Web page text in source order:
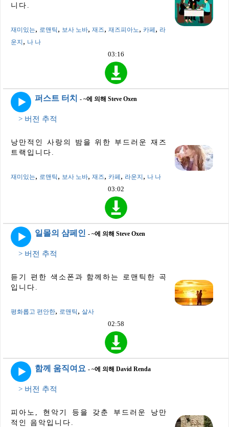
니다.
재미있는, 로맨틱, 보사 노바, 재즈, 재즈피아노, 카페, 라
운지, 나 나
03:16
퍼스트 터치 - ~에 의해 Steve Oxen
> 버전 추적
낭만적인 사랑의 밤을 위한 부드러운 재즈
트랙입니다.
재미있는, 로맨틱 , 보사 노바, 재즈, 카페 , 라운지 , 나 나
03:02
일몰의 샴페인 - ~에 의해 Steve Oxen
> 버전 추적
듣기 편한 색소폰과 함께하는 로맨틱한 곡
입니다.
평화롭고 편안한, 로맨틱 , 살사
02:58
함께 움직여요 - ~에 의해 David Renda
> 버전 추적
피아노, 현악기 등을 갖춘 부드러운 낭만
적인 음악입니다.